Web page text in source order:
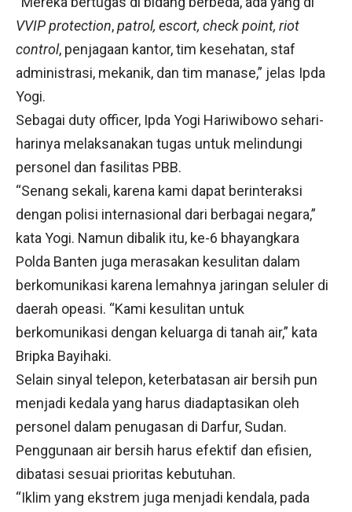
VVIP protection,patrol, escort, check point, riot
control, penjagaan kantor, tim kesehatan, staf
administrasi, mekanik, dan tim manase,” jelas Ipda
Yogi.
Sebagai duty officer, Ipda Yogi Hariwibowo sehari-
harinya melaksanakan tugas untuk melindungi
personel dan fasilitas PBB.
“Senang sekali, karena kami dapat berinteraksi
dengan polisi internasional dari berbagai negara,”
kata Yogi. Namun dibalik itu, ke-6 bhayangkara
Polda Banten juga merasakan kesulitan dalam
berkomunikasi karena lemahnya jaringan seluler di
daerah opeasi. “Kami kesulitan untuk
berkomunikasi dengan keluarga di tanah air,” kata
Bripka Bayihaki.
Selain sinyal telepon, keterbatasan air bersih pun
menjadi kedala yang harus diadaptasikan oleh
personel dalam penugasan di Darfur, Sudan.
Penggunaan air bersih harus efektif dan efisien,
dibatasi sesuai prioritas kebutuhan.
“Iklim yang ekstrem juga menjadi kendala, pada